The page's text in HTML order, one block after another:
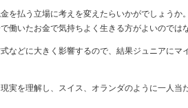
を払う立場に考えを変えたらいかがでしょうか
働いたお金で気持ちよく生きる方がよいのでは
などに大きく影響するので、結果ジュニアにマ
実を理解し、スイス、オランダのように一人当